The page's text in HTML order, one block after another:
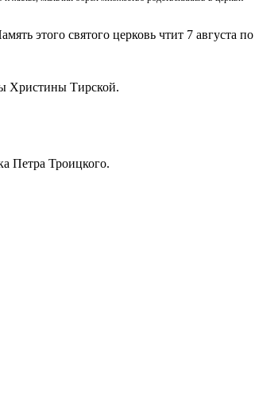
этого святого церковь чтит 7 августа
Христины Тирской.
Петра Троицкого.